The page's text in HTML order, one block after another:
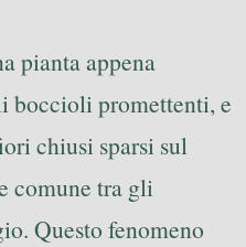
pianta appena
boccioli promettenti, e
chiusi sparsi sul
comune tra gli
Questo fenomeno